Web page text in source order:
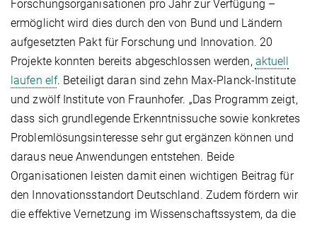
Forschungsorganisationen pro Jahr zur Verfügung –
ermöglicht wird dies durch den von Bund und Ländern
aufgesetzten Pakt für Forschung und Innovation. 20
Projekte konnten bereits abgeschlossen werden, aktuell
laufen elf. Beteiligt daran sind zehn Max-Planck-Institute
und zwölf Institute von Fraunhofer. „Das Programm zeigt,
dass sich grundlegende Erkenntnissuche sowie konkretes
Problemlösungsinteresse sehr gut ergänzen können und
daraus neue Anwendungen entstehen. Beide
Organisationen leisten damit einen wichtigen Beitrag für
den Innovationsstandort Deutschland. Zudem fördern wir
die effektive Vernetzung im Wissenschaftssystem, da die